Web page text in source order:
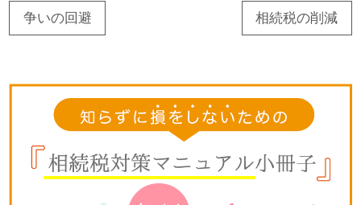
争いの回避
相続税の削減